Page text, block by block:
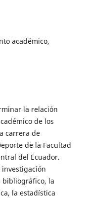
académico,
la relación
de los
carrera de
de la Facultad
del Ecuador.
bibliográfico, la
la estadística